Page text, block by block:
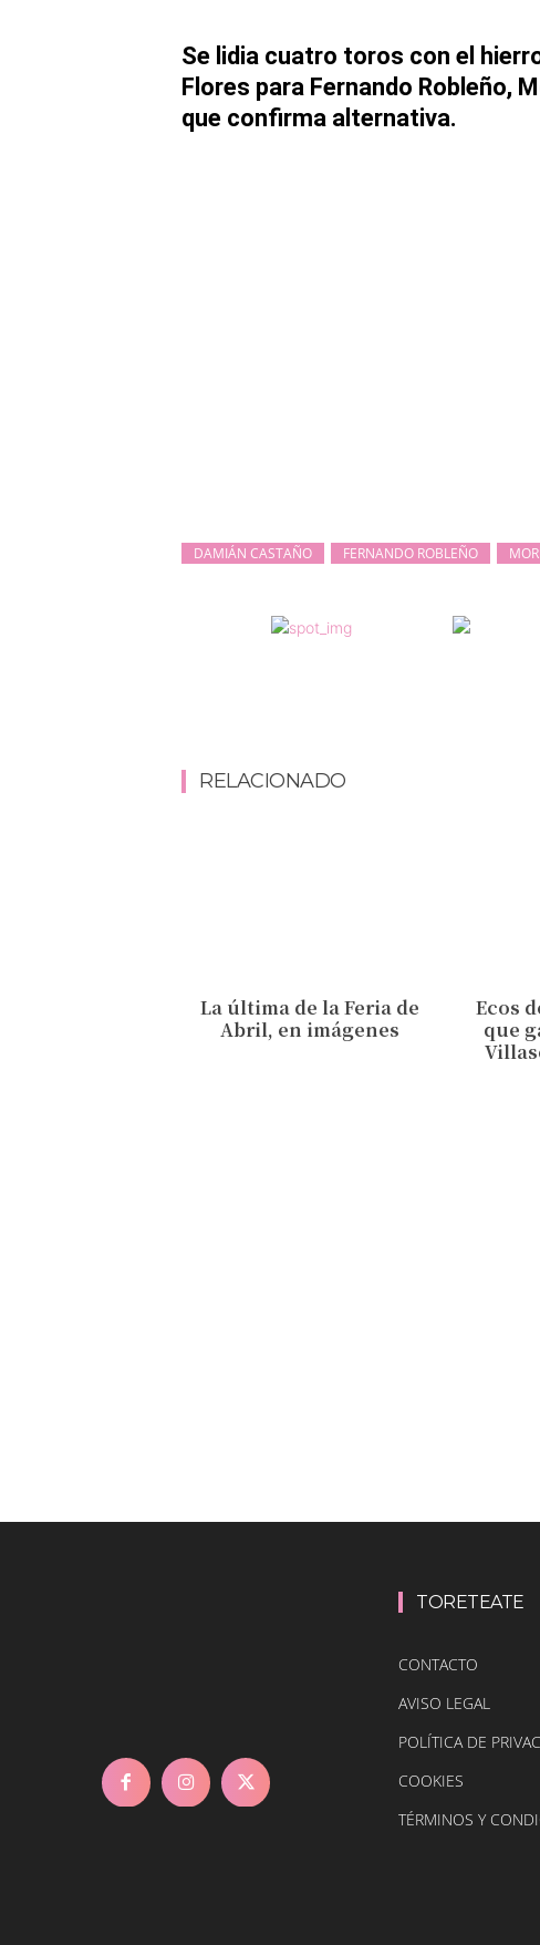
Se lidia cuatro toros con el
Flores para Fernando Robleño,
que confirma alternativa.
DAMIÁN CASTAÑO FERNANDO ROBLEÑO
RELACIONADO
La última de la Feria de
Abril, en imágenes
Ecos
que
TORETEATE
CONTACTO
AVISO LEGAL
POLÍTICA DE
COOKIES
TÉRMINOS Y